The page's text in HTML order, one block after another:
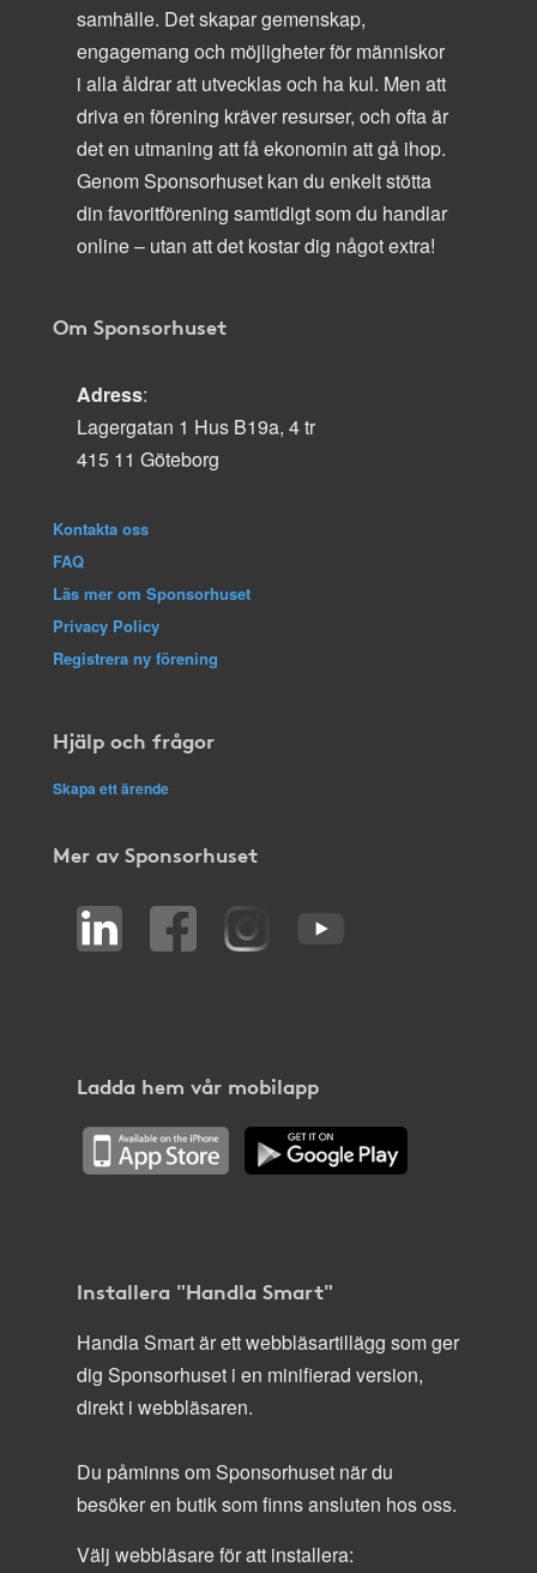
samhälle. Det skapar gemenskap,
engagemang och möjligheter för människor
i alla åldrar att utvecklas och ha kul. Men att
driva en förening kräver resurser, och ofta är
det en utmaning att få ekonomin att gå ihop.
Genom Sponsorhuset kan du enkelt stötta
din favoritförening samtidigt som du handlar
online – utan att det kostar dig något extra!
Om Sponsorhuset
Adress:
Lagergatan 1 Hus B19a, 4 tr
415 11 Göteborg
Kontakta oss
FAQ
Läs mer om Sponsorhuset
Privacy Policy
Registrera ny förening
Hjälp och frågor
Skapa ett ärende
Mer av Sponsorhuset
Ladda hem vår mobilapp
Installera "Handla Smart"
Handla Smart är ett webbläsartillägg som ger
dig Sponsorhuset i en minifierad version,
direkt i webbläsaren.
Du påminns om Sponsorhuset när du
besöker en butik som finns ansluten hos oss.
Välj webbläsare för att installera: